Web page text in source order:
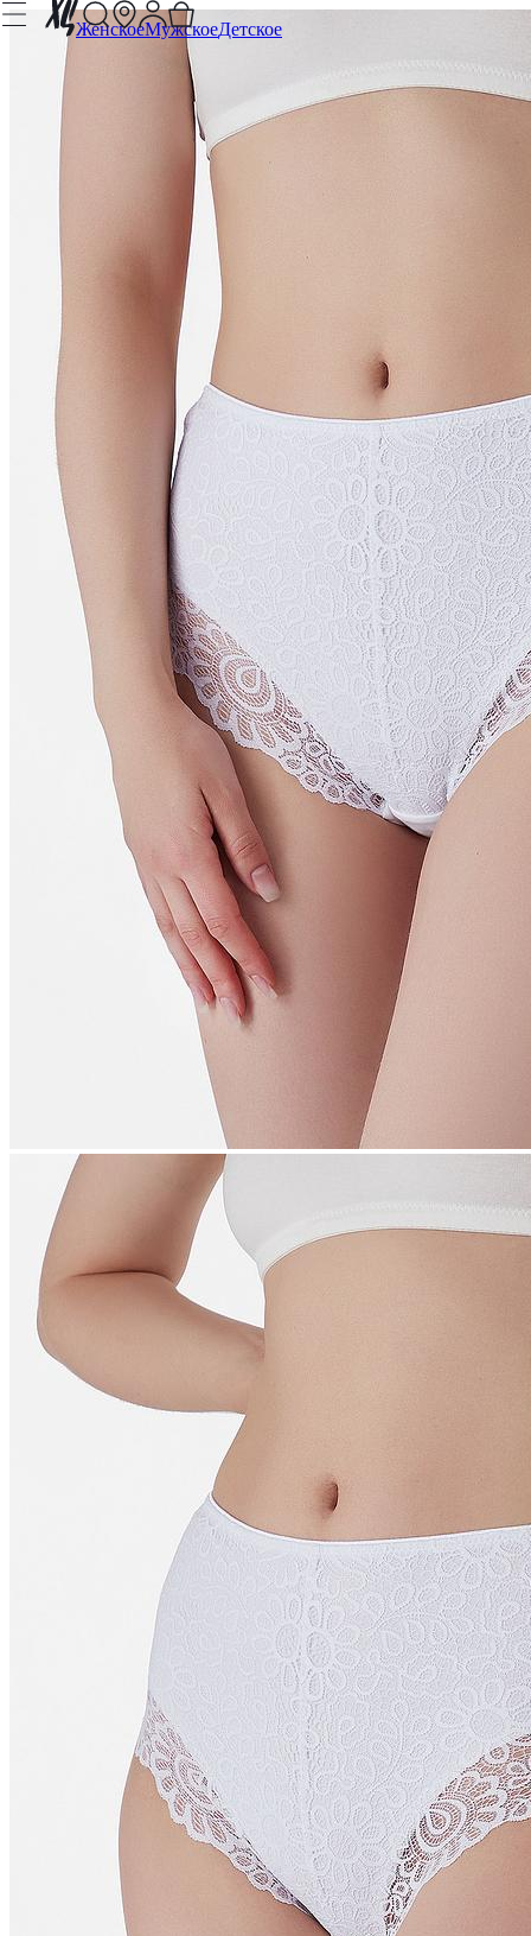
ЖенскоеМужскоеДетское